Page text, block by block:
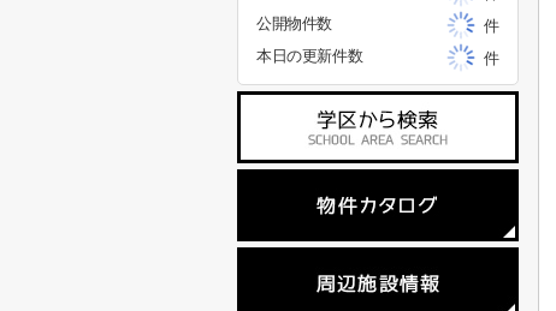
公開物件数
件
本日の更新件数
件